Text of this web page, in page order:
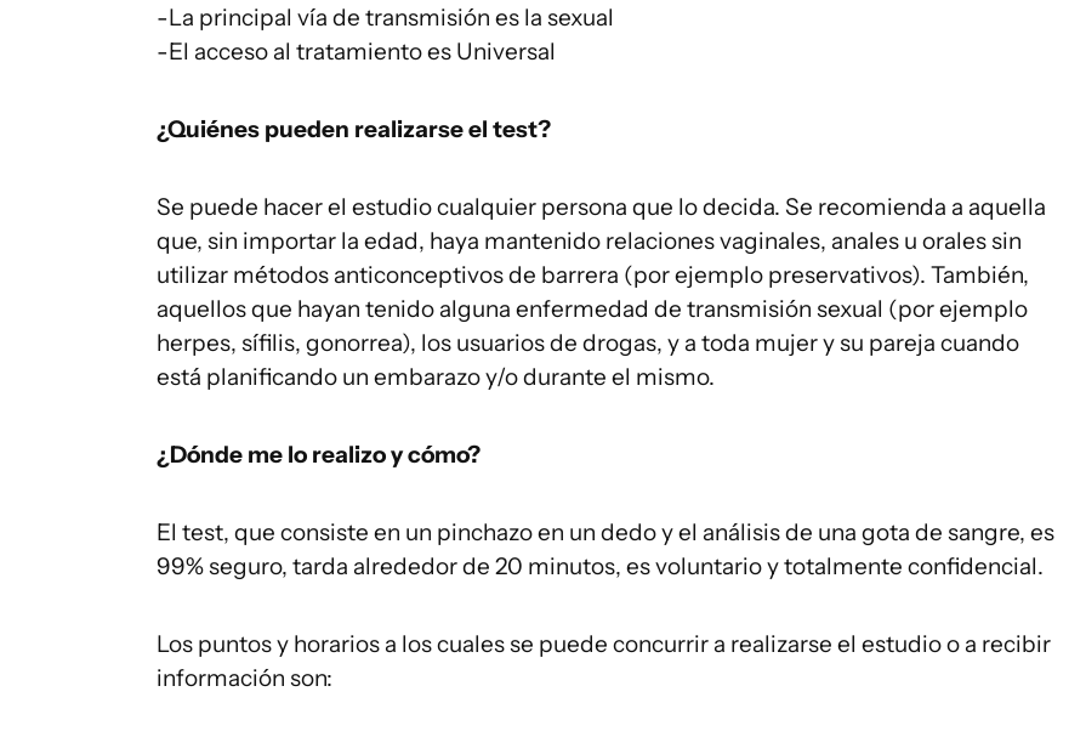
-La principal vía de transmisión es la sexual
-El acceso al tratamiento es Universal
¿Quiénes pueden realizarse el test?
Se puede hacer el estudio cualquier persona que lo decida. Se recomienda a aquella
que, sin importar la edad, haya mantenido relaciones vaginales, anales u orales sin
utilizar métodos anticonceptivos de barrera (por ejemplo preservativos). También,
aquellos que hayan tenido alguna enfermedad de transmisión sexual (por ejemplo
herpes, sífilis, gonorrea), los usuarios de drogas, y a toda mujer y su pareja cuando
está planificando un embarazo y/o durante el mismo.
¿Dónde me lo realizo y cómo?
El test, que consiste en un pinchazo en un dedo y el análisis de una gota de sangre, es
99% seguro, tarda alrededor de 20 minutos, es voluntario y totalmente confidencial.
Los puntos y horarios a los cuales se puede concurrir a realizarse el estudio o a recibir
información son: